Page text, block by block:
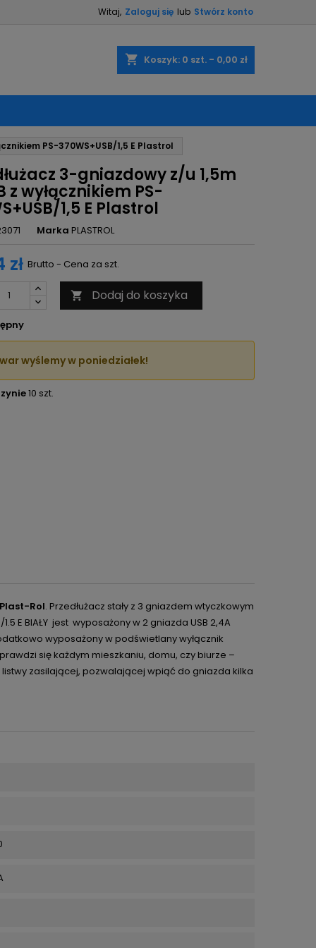
Witaj, Zaloguj się lub Stwórz konto
shopping_cart Koszyk: 0 szt. - 0,00 zł
PS-370WS+USB/1,5 E Plastrol
3-gniazdowy z/u 1,5m
z wyłącznikiem PS-
1,5 E Plastrol
Marka PLASTROL
zł Brutto - Cena za szt.
 Dodaj do koszyka
wyślemy w poniedziałek!
10 szt.
Plast-Rol. Przedłużacz stały z 3 gniazdem wtyczkowym
E BIAŁY jest wyposażony w 2 gniazda USB 2,4A
wyposażony w podświetlany wyłącznik
się każdym mieszkaniu, domu, czy biurze –
zasilającej, pozwalającej wpiąć do gniazda kilka